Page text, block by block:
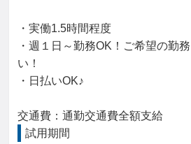
・実働1.5時間程度
・週１日～勤務OK！ご希望の勤
い！
・日払いOK♪
交通費：通勤交通費全額支給
試用期間